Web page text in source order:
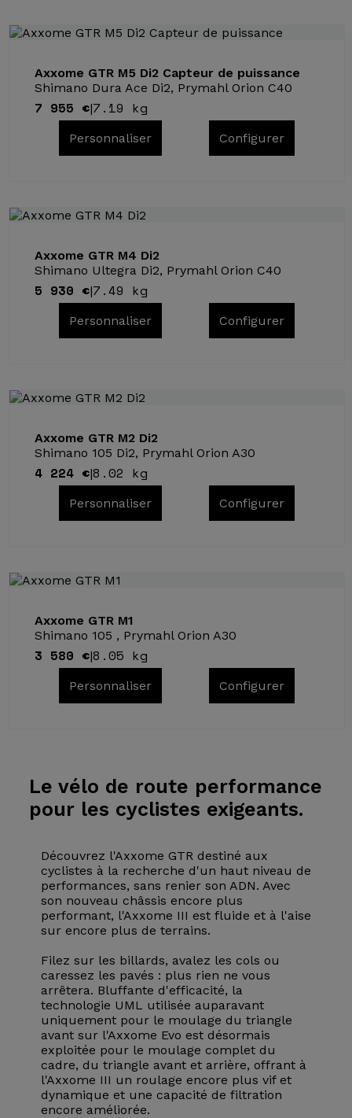
Axxome GTR M5 Di2 Capteur de puissance
Shimano Dura Ace Di2, Prymahl Orion C40
7 955 €|7.19 kg
Personnaliser Configurer
Axxome GTR M4 Di2
Shimano Ultegra Di2, Prymahl Orion C40
5 930 €|7.49 kg
Personnaliser Configurer
Axxome GTR M2 Di2
Shimano 105 Di2, Prymahl Orion A30
4 224 €|8.02 kg
Personnaliser Configurer
Axxome GTR M1
Shimano 105 , Prymahl Orion A30
3 580 €|8.05 kg
Personnaliser Configurer
Le vélo de route performance
pour les cyclistes exigeants.
Découvrez l'Axxome GTR destiné aux
cyclistes à la recherche d'un haut niveau de
performances, sans renier son ADN. Avec
son nouveau châssis encore plus
performant, l'Axxome III est fluide et à l'aise
sur encore plus de terrains.
Filez sur les billards, avalez les cols ou
caressez les pavés : plus rien ne vous
arrêtera. Bluffante d'efficacité, la
technologie UML utilisée auparavant
uniquement pour le moulage du triangle
avant sur l'Axxome Evo est désormais
exploitée pour le moulage complet du
cadre, du triangle avant et arrière, offrant à
l'Axxome III un roulage encore plus vif et
dynamique et une capacité de filtration
encore améliorée.